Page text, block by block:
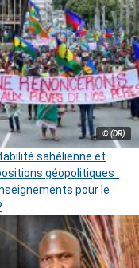
© (DR)
sahélienne et
géopolitiques :
pour le